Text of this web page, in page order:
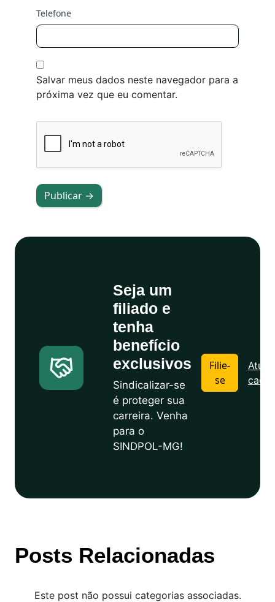
Telefone
Salvar meus dados neste navegador para a
próxima vez que eu comentar.
Publicar →
Seja um
filiado e
tenha
benefício
exclusivos
Sindicalizar-se
é proteger sua
carreira. Venha
para o
SINDPOL-MG!
Filie-
se
Posts Relacionadas
Este post não possui categorias associadas.